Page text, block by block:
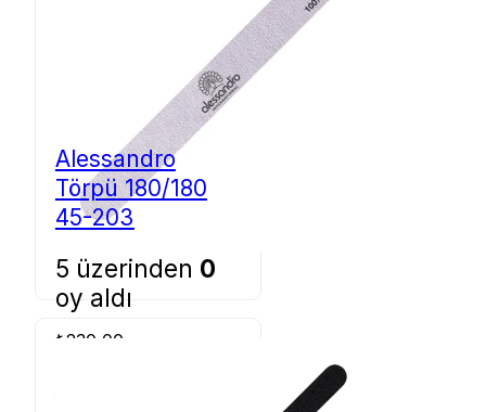
Alessandro
Törpü 180/180
45-203
5 üzerinden 0
oy aldı
₺230,00